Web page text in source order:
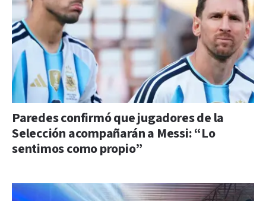
Paredes confirmó que jugadores de la
Selección acompañarán a Messi: “Lo
sentimos como propio”